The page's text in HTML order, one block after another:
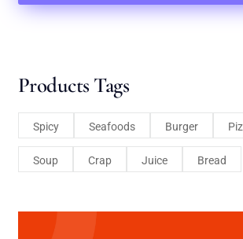
Products Tags
Spicy Seafoods Burger
Soup Crap Juice Bread